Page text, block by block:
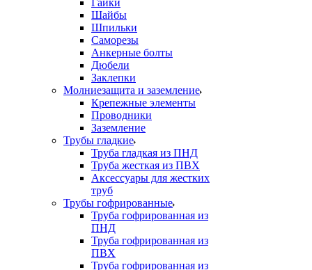
Гайки
Шайбы
Шпильки
Саморезы
Анкерные болты
Дюбели
Заклепки
Молниезащита и заземление
Крепежные элементы
Проводники
Заземление
Трубы гладкие
Труба гладкая из ПНД
Труба жесткая из ПВХ
Аксессуары для жестких
труб
Трубы гофрированные
Труба гофрированная из
ПНД
Труба гофрированная из
ПВХ
Труба гофрированная из